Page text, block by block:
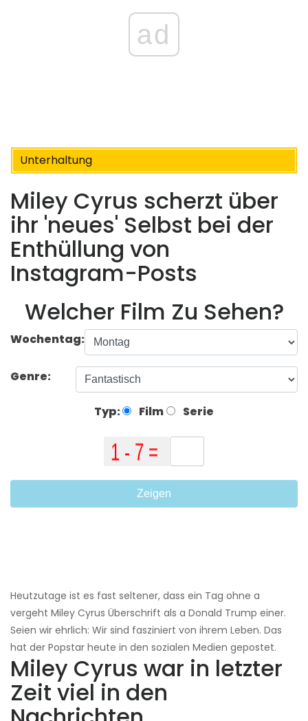
ad
Unterhaltung
Miley Cyrus scherzt über
ihr 'neues' Selbst bei der
Enthüllung von
Instagram-Posts
Welcher Film Zu Sehen?
Wochentag:
Genre:
Typ: Film Serie
Zeigen
Heutzutage ist es fast seltener, dass ein Tag ohne a
vergeht Miley Cyrus Überschrift als a Donald Trump einer.
Seien wir ehrlich: Wir sind fasziniert von ihrem Leben. Das
hat der Popstar heute in den sozialen Medien gepostet.
Miley Cyrus war in letzter
Zeit viel in den